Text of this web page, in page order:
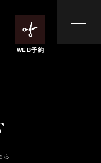
WEB予約
ち